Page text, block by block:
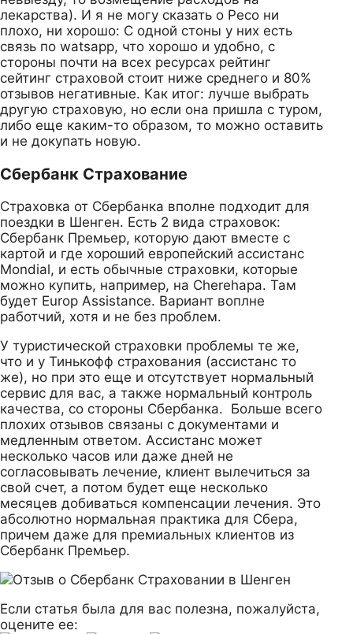
лекарства). И я не могу сказать о Ресо ни
плохо, ни хорошо: С одной стоны у них есть
связь по watsapp, что хорошо и удобно, с
стороны почти на всех ресурсах рейтинг
сейтинг страховой стоит ниже среднего и 80%
отзывов негативные. Как итог: лучше выбрать
другую страховую, но если она пришла с туром,
либо еще каким-то образом, то можно оставить
и не докупать новую.
Сбербанк Страхование
Страховка от Сбербанка вполне подходит для
поездки в Шенген. Есть 2 вида страховок:
Сбербанк Премьер, которую дают вместе с
картой и где хороший европейский ассистанс
Mondial, и есть обычные страховки, которые
можно купить, например, на Cherehapa. Там
будет Europ Assistance. Вариант воплне
работчий, хотя и не без проблем.
У туристической страховки проблемы те же,
что и у Тинькофф страхования (ассистанс то
же), но при это еще и отсутствует нормальный
сервис для вас, а также нормальный контроль
качества, со стороны Сбербанка. Больше всего
плохих отзывов связаны с документами и
медленным ответом. Ассистанс может
несколько часов или даже дней не
согласовывать лечение, клиент вылечиться за
свой счет, а потом будет еще несколько
месяцев добиваться компенсации лечения. Это
абсолютно нормальная практика для Сбера,
причем даже для премиальных клиентов из
Сбербанк Премьер.
Если статья была для вас полезна, пожалуйста,
оцените ее: